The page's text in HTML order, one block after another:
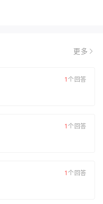
更多
1个回答
1个回答
1个回答